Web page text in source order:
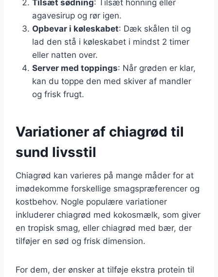
Tilsæt sødning: Tilsæt honning eller
agavesirup og rør igen.
Opbevar i køleskabet: Dæk skålen til og
lad den stå i køleskabet i mindst 2 timer
eller natten over.
Server med toppings: Når grøden er klar,
kan du toppe den med skiver af mandler
og frisk frugt.
Variationer af chiagrød til
sund livsstil
Chiagrød kan varieres på mange måder for at
imødekomme forskellige smagspræferencer og
kostbehov. Nogle populære variationer
inkluderer chiagrød med kokosmælk, som giver
en tropisk smag, eller chiagrød med bær, der
tilføjer en sød og frisk dimension.
For dem, der ønsker at tilføje ekstra protein til